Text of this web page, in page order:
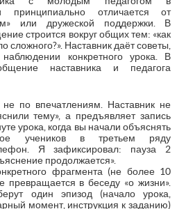
принципиально отличается от
или дружеской поддержки. В
строится вокруг общих тем: «как
сложного?». Наставник даёт советы,
конкретного урока. В
наставника и педагога
по впечатлениям. Наставник не
тему», а предъявляет запись
урока, когда вы начали объяснять
учеников в третьем ряду
Я зафиксировал: пауза 2
продолжается».
фрагмента (не более 10
превращается в беседу «о жизни».
один эпизод (начало урока,
момент, инструкция к заданию)